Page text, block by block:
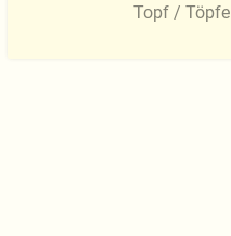
Topf / Töpfe